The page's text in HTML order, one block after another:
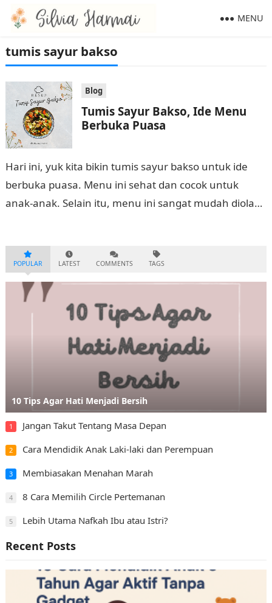
MENU
tumis sayur bakso
Blog
Tumis Sayur Bakso, Ide Menu
Berbuka Puasa
Hari ini, yuk kita bikin tumis sayur bakso untuk ide
berbuka puasa. Menu ini sehat dan cocok untuk
anak-anak. Selain itu, menu ini sangat mudah diolah.
POPULAR LATEST COMMENTS TAGS
10 Tips Agar Hati Menjadi Bersih
1 Jangan Takut Tentang Masa Depan
2 Cara Mendidik Anak Laki-laki dan Perempuan
3 Membiasakan Menahan Marah
4 8 Cara Memilih Circle Pertemanan
5 Lebih Utama Nafkah Ibu atau Istri?
Recent Posts